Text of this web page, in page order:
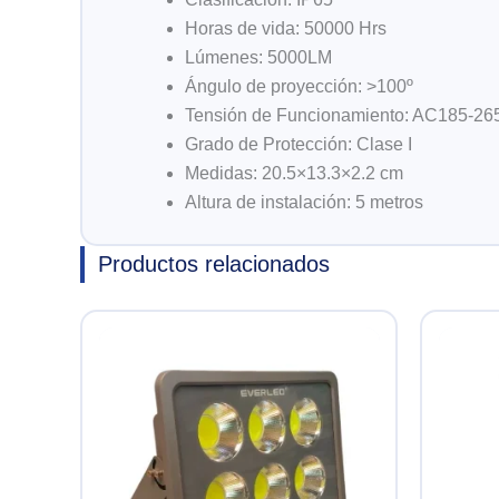
Horas de vida: 50000 Hrs
Lúmenes: 5000LM
Ángulo de proyección: >100º
Tensión de Funcionamiento: AC185-
Grado de Protección: Clase I
Medidas: 20.5×13.3×2.2 cm
Altura de instalación: 5 metros
Productos relacionados